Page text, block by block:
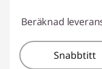
Beräknad
Snabbtitt